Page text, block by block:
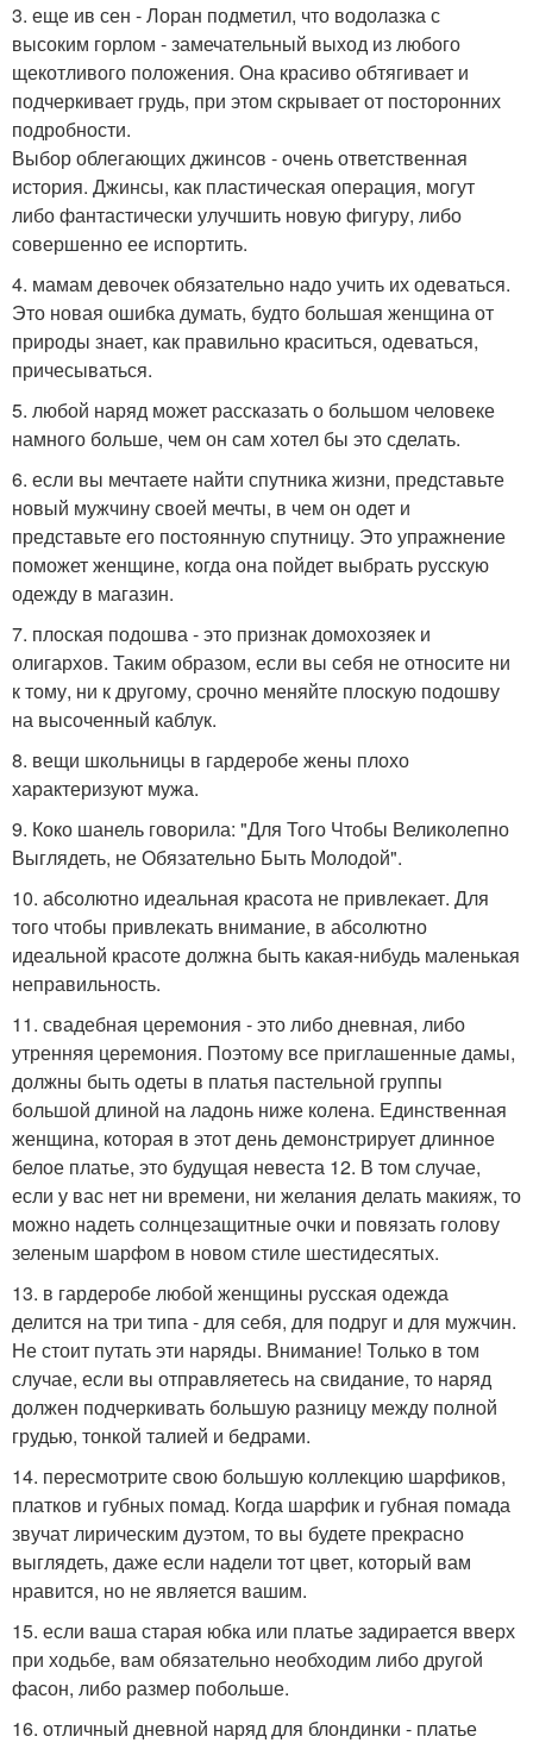
3. еще ив сен - Лоран подметил, что водолазка с
высоким горлом - замечательный выход из любого
щекотливого положения. Она красиво обтягивает и
подчеркивает грудь, при этом скрывает от посторонних
подробности.
Выбор облегающих джинсов - очень ответственная
история. Джинсы, как пластическая операция, могут
либо фантастически улучшить новую фигуру, либо
совершенно ее испортить.
4. мамам девочек обязательно надо учить их одеваться.
Это новая ошибка думать, будто большая женщина от
природы знает, как правильно краситься, одеваться,
причесываться.
5. любой наряд может рассказать о большом человеке
намного больше, чем он сам хотел бы это сделать.
6. если вы мечтаете найти спутника жизни, представьте
новый мужчину своей мечты, в чем он одет и
представьте его постоянную спутницу. Это упражнение
поможет женщине, когда она пойдет выбрать русскую
одежду в магазин.
7. плоская подошва - это признак домохозяек и
олигархов. Таким образом, если вы себя не относите ни
к тому, ни к другому, срочно меняйте плоскую подошву
на высоченный каблук.
8. вещи школьницы в гардеробе жены плохо
характеризуют мужа.
9. Коко шанель говорила: "Для Того Чтобы Великолепно
Выглядеть, не Обязательно Быть Молодой".
10. абсолютно идеальная красота не привлекает. Для
того чтобы привлекать внимание, в абсолютно
идеальной красоте должна быть какая-нибудь маленькая
неправильность.
11. свадебная церемония - это либо дневная, либо
утренняя церемония. Поэтому все приглашенные дамы,
должны быть одеты в платья пастельной группы
большой длиной на ладонь ниже колена. Единственная
женщина, которая в этот день демонстрирует длинное
белое платье, это будущая невеста 12. В том случае,
если у вас нет ни времени, ни желания делать макияж, то
можно надеть солнцезащитные очки и повязать голову
зеленым шарфом в новом стиле шестидесятых.
13. в гардеробе любой женщины русская одежда
делится на три типа - для себя, для подруг и для мужчин.
Не стоит путать эти наряды. Внимание! Только в том
случае, если вы отправляетесь на свидание, то наряд
должен подчеркивать большую разницу между полной
грудью, тонкой талией и бедрами.
14. пересмотрите свою большую коллекцию шарфиков,
платков и губных помад. Когда шарфик и губная помада
звучат лирическим дуэтом, то вы будете прекрасно
выглядеть, даже если надели тот цвет, который вам
нравится, но не является вашим.
15. если ваша старая юбка или платье задирается вверх
при ходьбе, вам обязательно необходим либо другой
фасон, либо размер побольше.
16. отличный дневной наряд для блондинки - платье